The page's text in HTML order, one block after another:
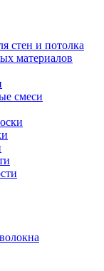
стен и потолка
материалов
смеси